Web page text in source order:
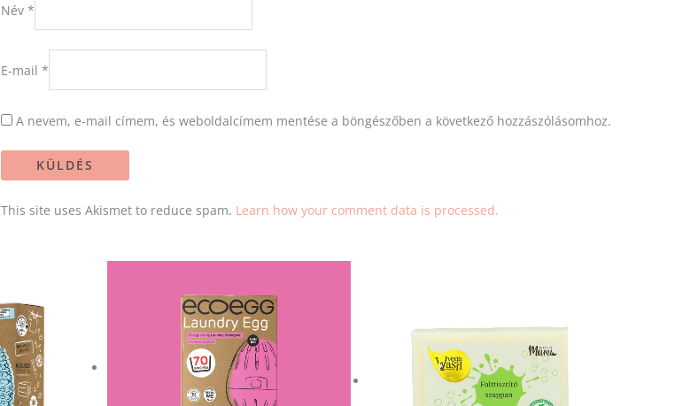
Név *
E-mail *
A nevem, e-mail címem, és weboldalcímem mentése a böngészőben a következő hozzászólásomhoz.
This site uses Akismet to reduce spam. Learn how your comment data is processed.